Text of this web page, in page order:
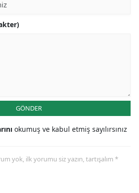
GÖNDER
okumuş ve kabul etmiş sayılırsınız
yok, ilk yorumu siz yazın, tartışalım *